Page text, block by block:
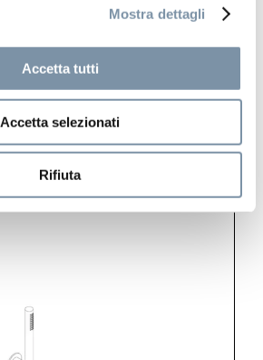
Mostra dettagli
Accetta tutti
Accetta selezionati
Rifiuta